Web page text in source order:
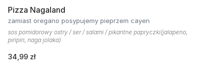
Pizza Nagaland
zamiast oregano posypujemy pieprzem cayen
sos pomidorowy ostry / ser / salami / pikantne papryczki(jalapeno,
piripiri, naga jolaka)
34,99 zł